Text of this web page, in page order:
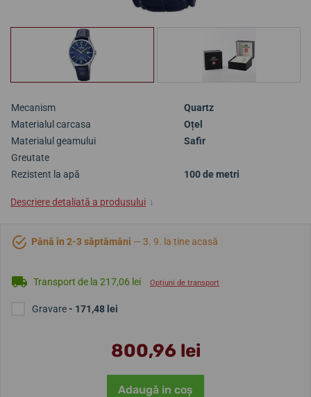
Mecanism
Quartz
Materialul carcasa
Oțel
Materialul geamului
Safir
Greutate
Rezistent la apă
100 de metri
Descriere detaliată a produsului ↓
Până în 2-3 săptămâni — 3. 9. la tine acasă
Transport de la 217,06 lei Opțiuni de transport
Gravare- 171,48 lei
800,96 lei
Adaugă in coş